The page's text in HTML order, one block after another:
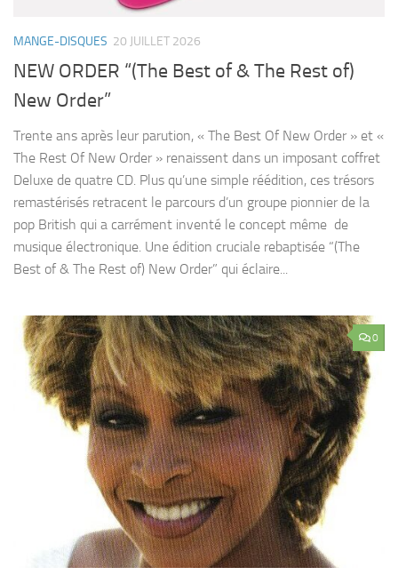
MANGE-DISQUES 20 JUILLET 2026
NEW ORDER “(The Best of & The Rest of)
New Order”
Trente ans après leur parution, « The Best Of New Order » et «
The Rest Of New Order » renaissent dans un imposant coffret
Deluxe de quatre CD. Plus qu’une simple réédition, ces trésors
remastérisés retracent le parcours d’un groupe pionnier de la
pop British qui a carrément inventé le concept même de
musique électronique. Une édition cruciale rebaptisée “(The
Best of & The Rest of) New Order” qui éclaire...
0